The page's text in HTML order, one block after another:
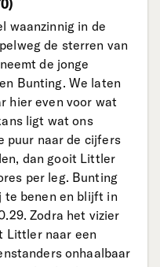
waanzinnig in de
de sterren van
de jonge
Bunting. We laten
hier even voor wat
ligt wat ons
puur naar de cijfers
dan gooit Littler
per leg. Bunting
te benen en blijft in
Zodra het vizier
Littler naar een
onhaalbaar